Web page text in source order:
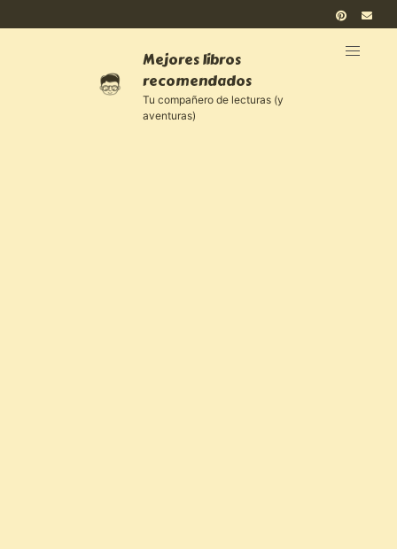
Mejores libros
recomendados
Tu compañero de lecturas (y
aventuras)